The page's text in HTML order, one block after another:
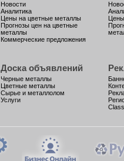
Новости
Аналитика
Цены на цветные металлы
Прогнозы цен на цветные
металлы
Коммерческие предложения
Доска объявлений
Черные металлы
Цветные металлы
Сырье и металлолом
Услуги